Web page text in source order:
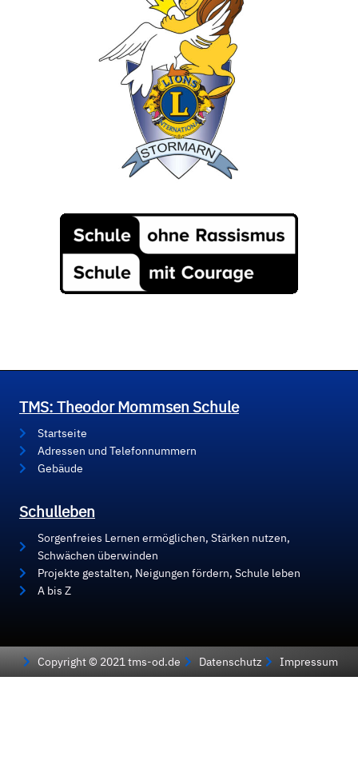
TMS: Theodor Mommsen Schule
Startseite
Adressen und Telefonnummern
Gebäude
Schulleben
Sorgenfreies Lernen ermöglichen, Stärken nutzen,
Schwächen überwinden
Projekte gestalten, Neigungen fördern, Schule leben
A bis Z
Copyright © 2021 tms-od.de Datenschutz Impressum